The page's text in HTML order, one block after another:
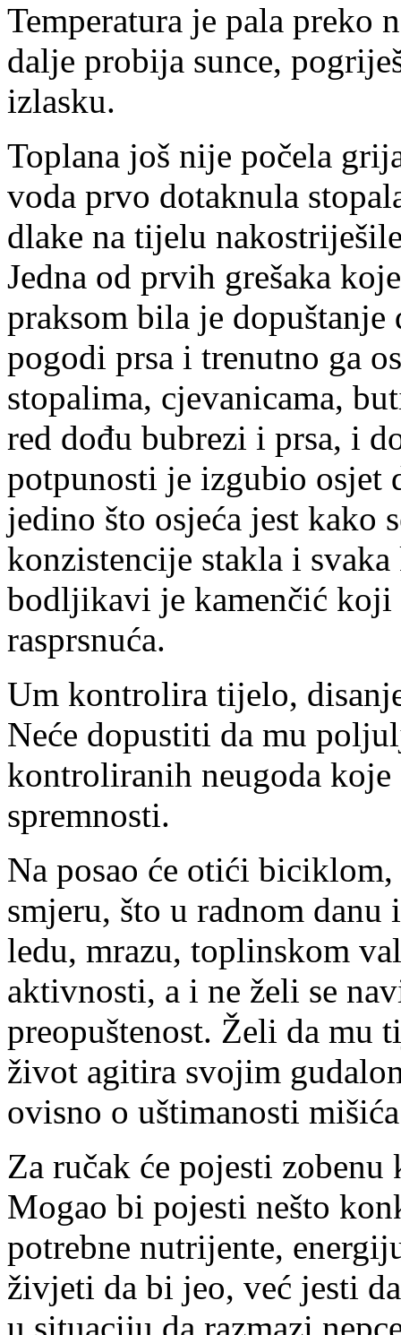
Temperatura je pala preko
dalje probija sunce,
izlasku.
Toplana još nije počela
voda prvo dotaknula
dlake na tijelu
Jedna od prvih grešaka
praksom bila je dopuštanje
pogodi prsa i trenutno ga
stopalima, cjevanicama,
red dođu bubrezi i prsa, i
potpunosti je izgubio osjet
jedino što osjeća jest kako
konzistencije stakla i
bodljikavi je kamenčić koji
rasprsnuća.
Um kontrolira tijelo,
Neće dopustiti da mu
kontroliranih neugoda
spremnosti.
Na posao će otići
smjeru, što u radnom
ledu, mrazu, toplinskom
aktivnosti, a i ne želi se
preopuštenost. Želi da mu
život agitira svojim
ovisno o uštimanosti
Za ručak će pojesti
Mogao bi pojesti nešto
potrebne nutrijente,
živjeti da bi jeo, već jesti